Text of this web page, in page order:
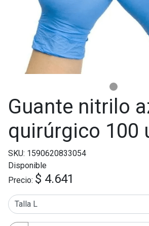
Guante nitrilo
quirúrgico 100
SKU: 1590620833054
Disponible
Precio: $ 4.641